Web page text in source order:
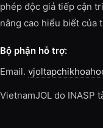
phép độc giả tiếp cận
nâng cao hiểu biết của
Bộ phận hỗ trợ:
Email.
VietnamJOL do INASP